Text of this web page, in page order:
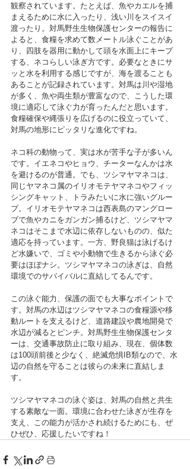
観察されています。たとえば、魚やカエルを捕
まえるために水に入ったり、浅い川をスイスイ
渡ったり。対馬野生生物保護センターの報告に
よると、食糧を求めて数メートル泳ぐことがあ
り、四肢を器用に動かして頭を水面上にキープ
する、ネコらしい泳ぎ方です。必要なときにサ
ッと水を利用する感じですが、海を渡ることも
あることが記録されています。対馬は川や湿地
が多く、魚や両生類が豊富なので、こうした環
境に適応して泳ぐ力が育ったんだと思います。
食糧確保や縄張りを広げるのに役立っていて、
対馬の地形にピッタリな進化ですね。
ネコ科の動物って、実は水が苦手な子が多いん
です。イエネコやヒョウ、チーターなんかは水
を避けるのが普通。でも、ツシマヤマネコは、
同じヤマネコ属のイリオモテヤマネコやフィッ
シングキャット、トラみたいに水に強いグルー
プ。イリオモテヤマネコは西表島のマングロー
ブで魚やカニをガンガン捕るけど、ツシマヤマ
ネコはそこまで水辺に依存しないものの、似た
適応を持っています。一方、野良猫は泳げるけ
ど水嫌いで、ゴミや小動物で生きるから泳ぐ必
要はほぼナシ。ツシマヤマネコの泳ぎは、自然
環境でのサバイバルに直結してるんです。
この泳ぐ能力、保護の面でも大事なポイントで
す。対馬の水辺はツシマヤマネコの食糧源や移
動ルートを支えるけど、道路建設や農地開発で
水辺が減るとピンチ。対馬野生生物保護センタ
ーは、交通事故防止に取り組み、現在、個体数
は100頭前後と少なく、絶滅危惧IB類なので、水
辺の自然を守ることは彼らの未来に直結しま
す。
ツシマヤマネコの泳ぐ姿は、対馬の自然と共生
する素敵な一面。環境に合わせた泳ぎが生存を
支え、この能力が活かされ続けるためにも、ぜ
ひぜひ、応援したいですね！